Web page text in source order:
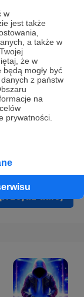
w
jest także
a także w
że w
mogły być
z państw
na
prywatności.
danych
w celu
ta może zostać
dalej